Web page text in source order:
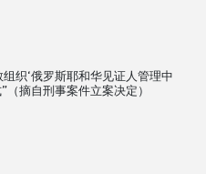
织‘俄罗斯耶和华见证人管理中
摘自刑事案件立案决定）